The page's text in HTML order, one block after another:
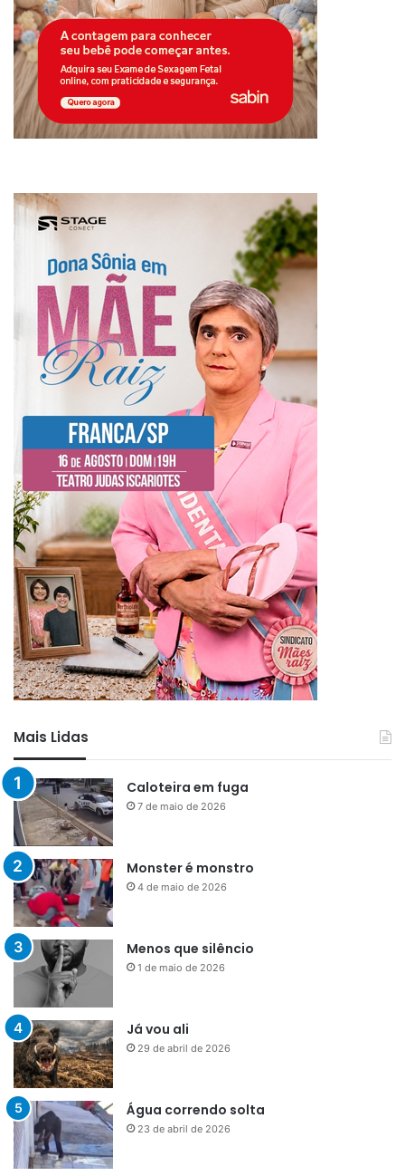
Mais Lidas
Caloteira em fuga
7 de maio de 2026
Monster é monstro
4 de maio de 2026
Menos que silêncio
1 de maio de 2026
Já vou ali
29 de abril de 2026
Água correndo solta
23 de abril de 2026